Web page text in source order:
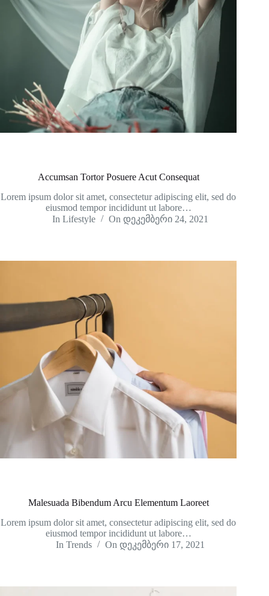
Accumsan Tortor Posuere Acut Consequat
Lorem ipsum dolor sit amet, consectetur adipiscing elit, sed do
eiusmod tempor incididunt ut labore…
In Lifestyle On დეკემბერი 24, 2021
Malesuada Bibendum Arcu Elementum Laoreet
Lorem ipsum dolor sit amet, consectetur adipiscing elit, sed do
eiusmod tempor incididunt ut labore…
In Trends On დეკემბერი 17, 2021